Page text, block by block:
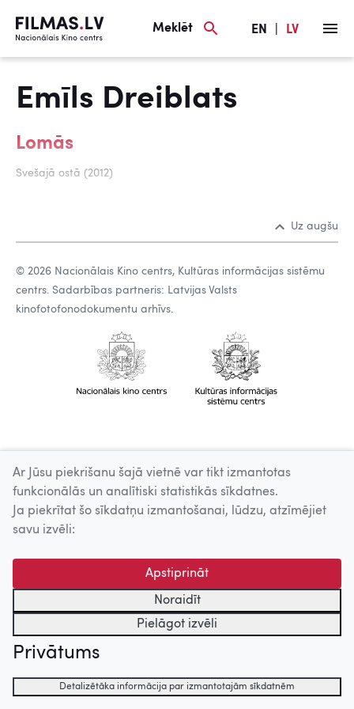
Meklēt EN LV
Emīls Dreiblats
Lomās
Svešajā ostā (2012)
Uz augšu
© 2026 Nacionālais Kino centrs, Kultūras informācijas sistēmu
centrs. Sadarbības partneris: Latvijas Valsts
kinofotofonodokumentu arhīvs.
Ar Jūsu piekrišanu šajā vietnē var tikt izmantotas
funkcionālās un analītiski statistikās sīkdatnes.
Ja piekrītat šo sīkdatņu izmantošanai, lūdzu, atzīmējiet
savu izvēli:
Apstiprināt
Noraidīt
Pielāgot izvēli
Privātums
Detalizētāka informācija par izmantotajām sīkdatnēm